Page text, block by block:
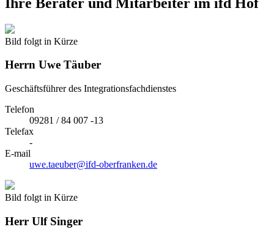
Bild folgt in Kürze
Herrn Uwe Täuber
Geschäftsführer des Integrationsfachdienstes
Telefon
09281 / 84 007 -13
Telefax
-
E-mail
uwe.taeuber@ifd-oberfranken.de
Bild folgt in Kürze
Herr Ulf Singer